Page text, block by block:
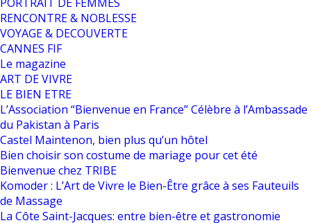
RENCONTRE & NOBLESSE
VOYAGE & DECOUVERTE
CANNES FIF
Le magazine
ART DE VIVRE
LE BIEN ETRE
L’Association “Bienvenue en France” Célèbre à l’Ambassade
du Pakistan à Paris
Castel Maintenon, bien plus qu’un hôtel
Bien choisir son costume de mariage pour cet été
Bienvenue chez TRIBE
Komoder : L’Art de Vivre le Bien-Être grâce à ses Fauteuils
de Massage
La Côte Saint-Jacques: entre bien-être et gastronomie